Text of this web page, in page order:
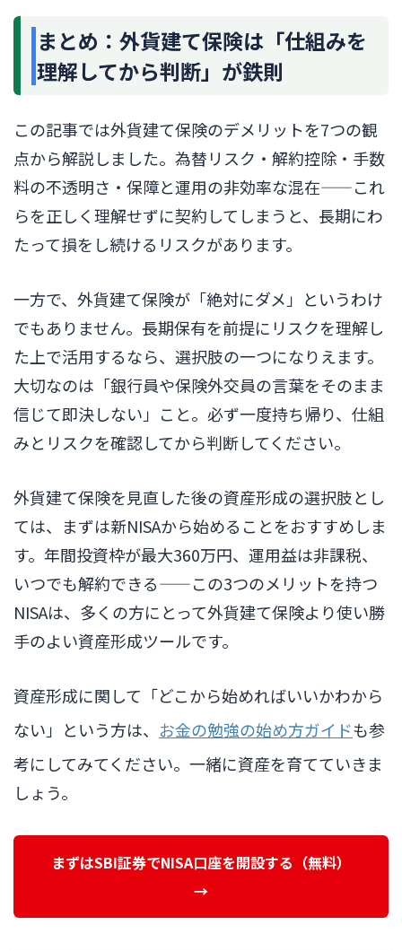
まとめ：外貨建て保険は「仕組みを
理解してから判断」が鉄則
この記事では外貨建て保険のデメリットを7つの観
点から解説しました。為替リスク・解約控除・手数
料の不透明さ・保障と運用の非効率な混在——これ
らを正しく理解せずに契約してしまうと、長期にわ
たって損をし続けるリスクがあります。
一方で、外貨建て保険が「絶対にダメ」というわけ
でもありません。長期保有を前提にリスクを理解し
た上で活用するなら、選択肢の一つになりえます。
大切なのは「銀行員や保険外交員の言葉をそのまま
信じて即決しない」こと。必ず一度持ち帰り、仕組
みとリスクを確認してから判断してください。
外貨建て保険を見直した後の資産形成の選択肢とし
ては、まずは新NISAから始めることをおすすめしま
す。年間投資枠が最大360万円、運用益は非課税、
いつでも解約できる——この3つのメリットを持つ
NISAは、多くの方にとって外貨建て保険より使い勝
手のよい資産形成ツールです。
資産形成に関して「どこから始めればいいかわから
ない」という方は、 お金の勉強の始め方ガイドも参
考にしてみてください。一緒に資産を育てていきま
しょう。
まずはSBI証券でNISA口座を開設する（無料）
→